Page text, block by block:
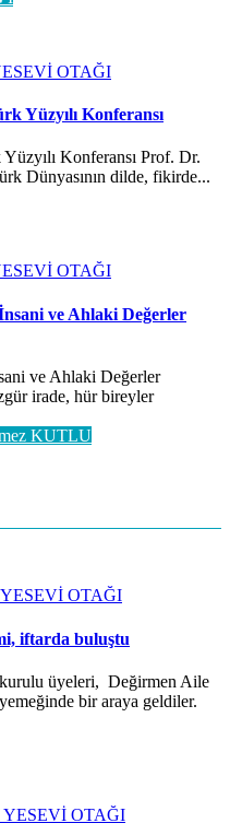
OTAĞI
Yüzyılı Konferansı
Konferansı Prof. Dr.
Dünyasının dilde, fikirde...
OTAĞI
ve Ahlaki Değerler
ve Ahlaki Değerler
irade, hür bireyler
KUTLU
OTAĞI
iftarda buluştu
üyeleri, Değirmen Aile
bir araya geldiler.
OTAĞI